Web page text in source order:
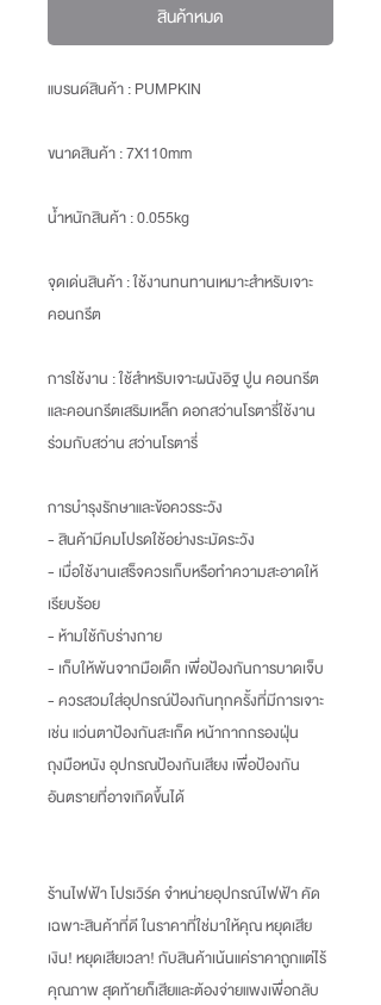
สินค้าหมด
แบรนด์สินค้า : PUMPKIN
ขนาดสินค้า: 7X110mm
น้ำหนักสินค้า: 0.055kg
จุดเด่นสินค้า :ใช้งานทนทานเหมาะสำหรับเจาะ
คอนกรีต
การใช้งาน :ใช้สำหรับเจาะผนังอิฐ ปูน คอนกรีต
และคอนกรีตเสริมเหล็ก ดอกสว่านโรตารี่ใช้งาน
ร่วมกับสว่าน สว่านโรตารี่
การบำรุงรักษาและข้อควรระวัง
- สินค้ามีคมโปรดใช้อย่างระมัดระวัง
- เมื่อใช้งานเสร็จควรเก็บหรือทำความสะอาดให้
เรียบร้อย
- ห้ามใช้กับร่างกาย
- เก็บให้พ้นจากมือเด็ก เพื่อป้องกันการบาดเจ็บ
- ควรสวมใส่อุปกรณ์ป้องกันทุกครั้งที่มีการเจาะ
เช่น แว่นตาป้องกันสะเก็ด หน้ากากกรองฝุ่น
ถุงมือหนัง อุปกรณป้องกันเสียง เพื่อป้องกัน
อันตรายที่อาจเกิดขึ้นได้
ร้านไฟฟ้า โปรเวิร์ค จำหน่ายอุปกรณ์ไฟฟ้า คัด
เฉพาะสินค้าที่ดี ในราคาที่ใช่มาให้คุณ หยุดเสีย
เงิน!หยุดเสียเวลา!กับสินค้าเน้นแค่ราคาถูกแต่ไร้
คุณภาพ สุดท้ายก็เสียและต้องจ่ายแพงเพื่อกลับ